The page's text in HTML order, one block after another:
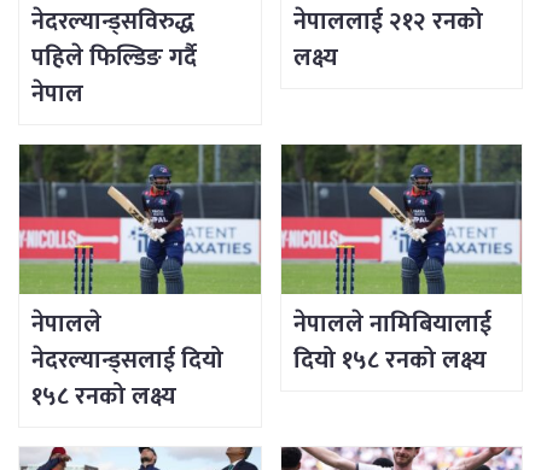
नेदरल्यान्ड्सविरुद्ध
पहिले फिल्डिङ गर्दै
नेपाल
नेपाललाई २१२ रनको
लक्ष्य
नेपालले
नेदरल्यान्ड्सलाई दियो
१५८ रनको लक्ष्य
नेपालले नामिबियालाई
दियो १५८ रनको लक्ष्य